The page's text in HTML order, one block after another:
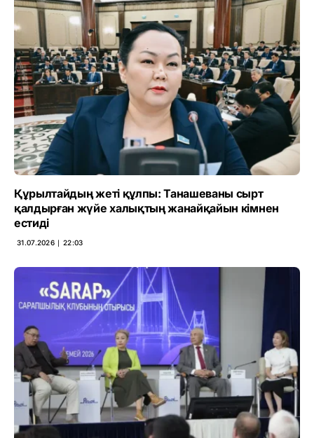
Құрылтайдың жеті құлпы: Танашеваны сырт
қалдырған жүйе халықтың жанайқайын кімнен
естиді
31.07.2026 ∣ 22:03